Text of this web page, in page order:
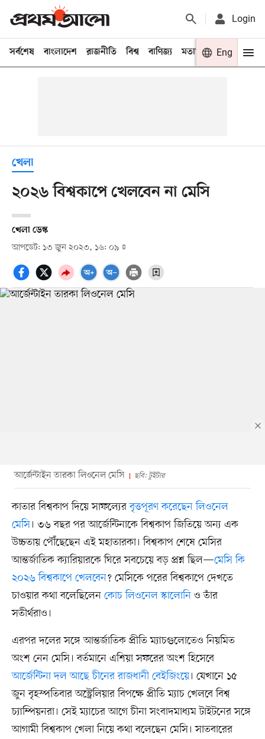
Login
সর্বশেষ বাংলাদেশ রাজনীতি বিশ্ব বাণিজ্য মতামত খেলা
Eng
খেলা
২০২৬ বিশ্বকাপে খেলবেন না মেসি
খেলা ডেস্ক
আপডেট: ১৩ জুন ২০২৩, ১৬: ০৯
আর্জেন্টাইন তারকা লিওনেল মেসি ছবি: টুইটার
কাতার বিশ্বকাপ দিয়ে সাফল্যেরবৃত্তপূরণ করেছেন লিওনেল
মেসি। ৩৬ বছর পর আর্জেন্টিনাকে বিশ্বকাপ জিতিয়ে অন্য এক
উচ্চতায় পৌঁছেছেন এই মহাতারকা। বিশ্বকাপ শেষে মেসির
আন্তর্জাতিক ক্যারিয়ারকে ঘিরে সবচেয়ে বড় প্রশ্ন ছিল—মেসি কি
২০২৬ বিশ্বকাপে খেলবেন? মেসিকে পরের বিশ্বকাপে দেখতে
চাওয়ার কথা বলেছিলেন কোচ লিওনেল স্কালোনিও তাঁর
সতীর্থরাও।
এরপর দলের সঙ্গে আন্তর্জাতিক প্রীতি ম্যাচগুলোতেও নিয়মিত
অংশ নেন মেসি। বর্তমানে এশিয়া সফরের অংশ হিসেবে
আর্জেন্টিনা দল আছে চীনের রাজধানী বেইজিংয়ে। যেখানে ১৫
জুন বৃহস্পতিবার অস্ট্রেলিয়ার বিপক্ষে প্রীতি ম্যাচ খেলবে বিশ্ব
চ্যাম্পিয়নরা। সেই ম্যাচের আগে চীনা সংবাদমাধ্যম টাইটনের সঙ্গে
আগামী বিশ্বকাপ খেলা নিয়ে কথা বলেছেন মেসি। সাতবারের